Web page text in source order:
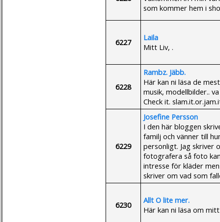
som kommer hem i
6227
Laila
Mitt Liv, .
6228
Rambz. Jäbb.
Här kan ni läsa de
musik, modellbilder..
Check it.
6229
Josefine Persson
I den här bloggen
familj och vänner till
personligt. Jag skriver
fotografera så foto
intresse för kläder
skriver om vad som
6230
Allt O lite mer.
Här kan ni läsa om